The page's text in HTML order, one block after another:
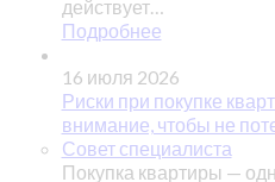
действует…
Подробнее
16 июля 2026
Риски при покупке
внимание, чтобы не
Совет специалиста
Покупка квартиры —